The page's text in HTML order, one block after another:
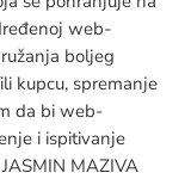
web-
boljeg
kupcu, spremanje
da bi web-
i ispitivanje
MAZIVA